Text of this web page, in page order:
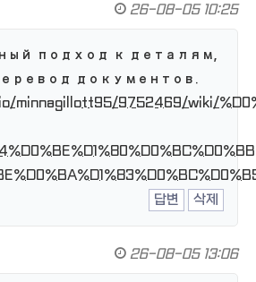
26-08-05 10:25
подход к деталям,
документов.
minnagillott95/9752469/wiki/
답변
삭제
26-08-05 13:06